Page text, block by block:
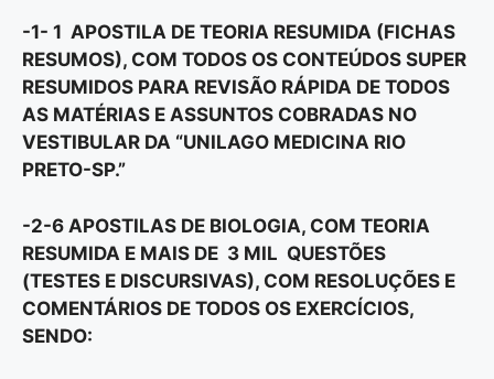
-1- 1 APOSTILA DE TEORIA RESUMIDA (FICHAS
RESUMOS), COM TODOS OS CONTEÚDOS SUPER
RESUMIDOS PARA REVISÃO RÁPIDA DE TODOS
AS MATÉRIAS E ASSUNTOS COBRADAS NO
VESTIBULAR DA “UNILAGO MEDICINA RIO
PRETO-SP.”
-2-6 APOSTILAS DE BIOLOGIA, COM TEORIA
RESUMIDA E MAIS DE 3 MIL QUESTÕES
(TESTES E DISCURSIVAS), COM RESOLUÇÕES E
COMENTÁRIOS DE TODOS OS EXERCÍCIOS,
SENDO: